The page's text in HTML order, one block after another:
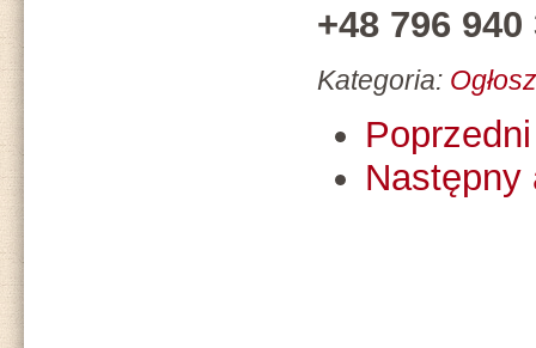
+48 796 940
Kategoria:
Następny